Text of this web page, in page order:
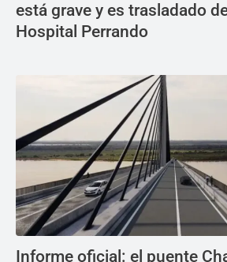
está grave y es trasladado
Hospital Perrando
Informe oficial: el puente